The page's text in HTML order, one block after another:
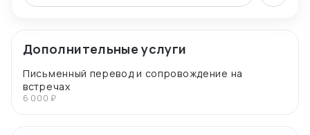
Дополнительные услуги
Письменный перевод и сопровождение на
встречах
6 000 ₽